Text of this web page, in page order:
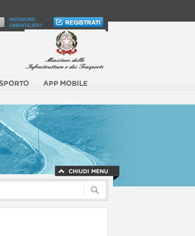
PASSWORD
DIMENTICATA?
APP MOBILE